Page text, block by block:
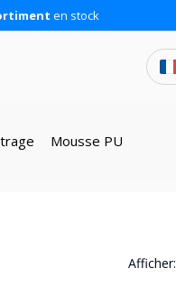
en stock
Mousse PU
Afficher: